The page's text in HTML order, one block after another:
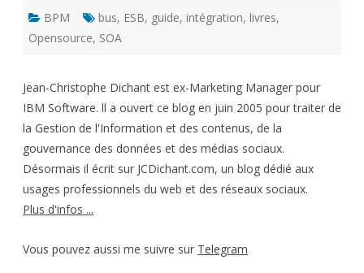
BPM bus, ESB, guide, intégration, livres,
Opensource, SOA
Jean-Christophe Dichant est ex-Marketing Manager pour
IBM Software. ll a ouvert ce blog en juin 2005 pour traiter de
la Gestion de l'Information et des contenus, de la
gouvernance des données et des médias sociaux.
Désormais il écrit sur JCDichant.com, un blog dédié aux
usages professionnels du web et des réseaux sociaux.
Plus d'infos ...
Vous pouvez aussi me suivre sur Telegram